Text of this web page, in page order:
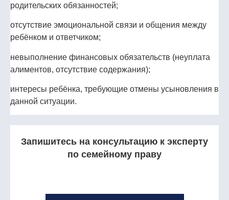
родительских обязанностей;
отсутствие эмоциональной связи и общения между
ребёнком и ответчиком;
невыполнение финансовых обязательств (неуплата
алиментов, отсутствие содержания);
интересы ребёнка, требующие отмены усыновления в
данной ситуации.
Запишитесь на консультацию к эксперту
по семейному праву